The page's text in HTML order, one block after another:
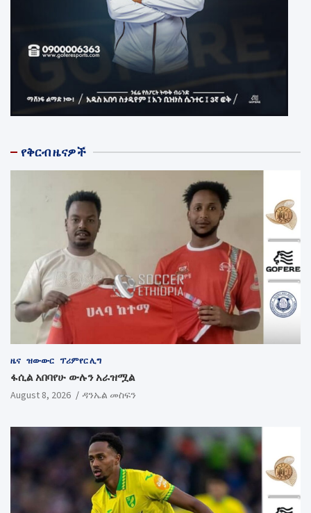
የቅርብ ዜናዎች
ዜና ዝውውር ፕሪምየር ሊግ
ፋሲል አበባየሁ ውሉን አራዝሟል
August 8, 2026 ዳንኤል መስፍን